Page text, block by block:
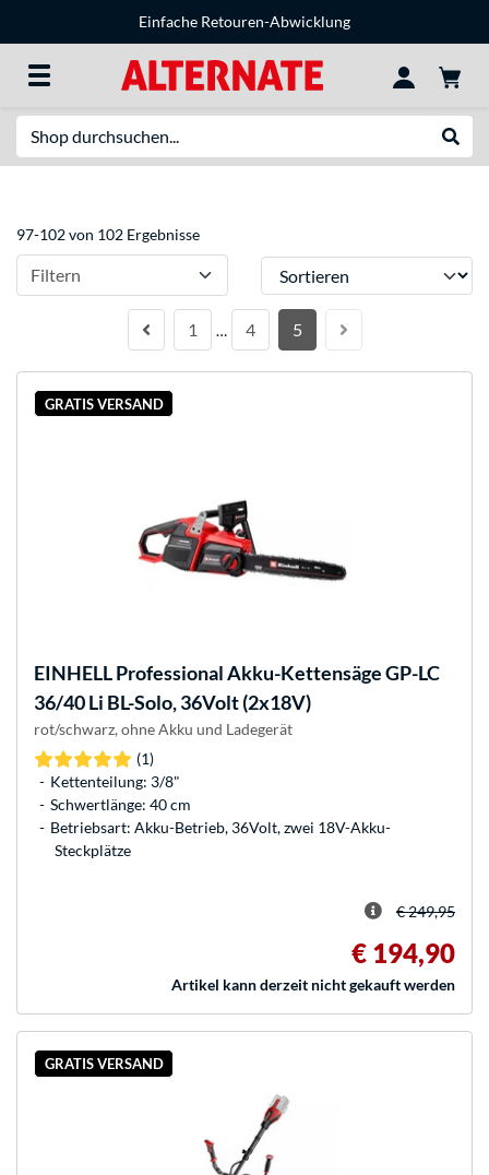
Einfache Retouren-Abwicklung
97-102 von 102 Ergebnisse
Filtern Sortieren
1 … 4 5
GRATIS VERSAND
EINHELLProfessional Akku-Kettensäge GP-LC
36/40 Li BL-Solo, 36Volt (2x18V)
rot/schwarz, ohne Akku und Ladegerät
(1)
Kettenteilung: 3/8"
Schwertlänge: 40 cm
Betriebsart: Akku-Betrieb, 36Volt, zwei 18V-Akku-
Steckplätze
€ 249,95
€ 194,90
Artikel kann derzeit nicht gekauft werden
GRATIS VERSAND